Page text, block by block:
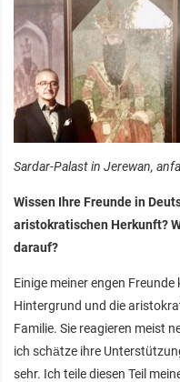
Sardar-Palast in Jerewan,
Wissen Ihre Freunde in
aristokratischen Herkunft?
darauf?
Einige meiner engen
Hintergrund und die
Familie. Sie reagieren meist
ich schätze ihre
sehr. Ich teile diesen Teil